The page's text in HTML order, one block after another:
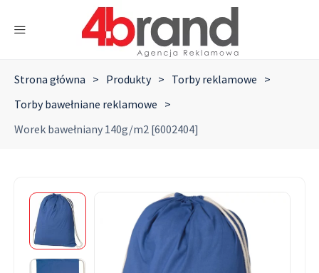
Strona główna > Produkty > Torby reklamowe >
Torby bawełniane reklamowe >
Worek bawełniany 140g/m2 [6002404]